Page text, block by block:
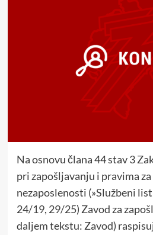
Na osnovu člana 44 stav 3
pri zapošljavanju i pravima
nezaposlenosti (»Službeni list
24/19, 29/25) Zavod za
daljem tekstu: Zavod)